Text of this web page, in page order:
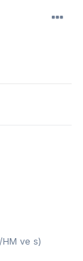
ve s)